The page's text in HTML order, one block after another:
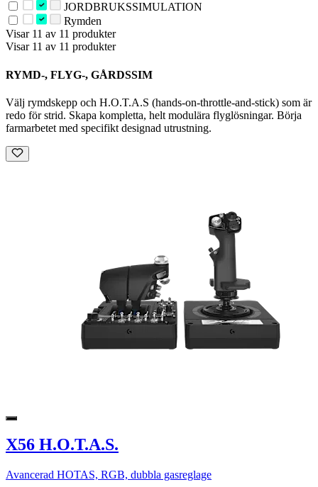
JORDBRUKSSIMULATION
Rymden
Visar 11 av 11 produkter
Visar 11 av 11 produkter
RYMD-, FLYG-, GÅRDSSIM
Välj rymdskepp och H.O.T.A.S (hands-on-throttle-and-stick) som är
redo för strid. Skapa kompletta, helt modulära flyglösningar. Börja
farmarbetet med specifikt designad utrustning.
X56 H.O.T.A.S.
Avancerad HOTAS, RGB, dubbla gasreglage